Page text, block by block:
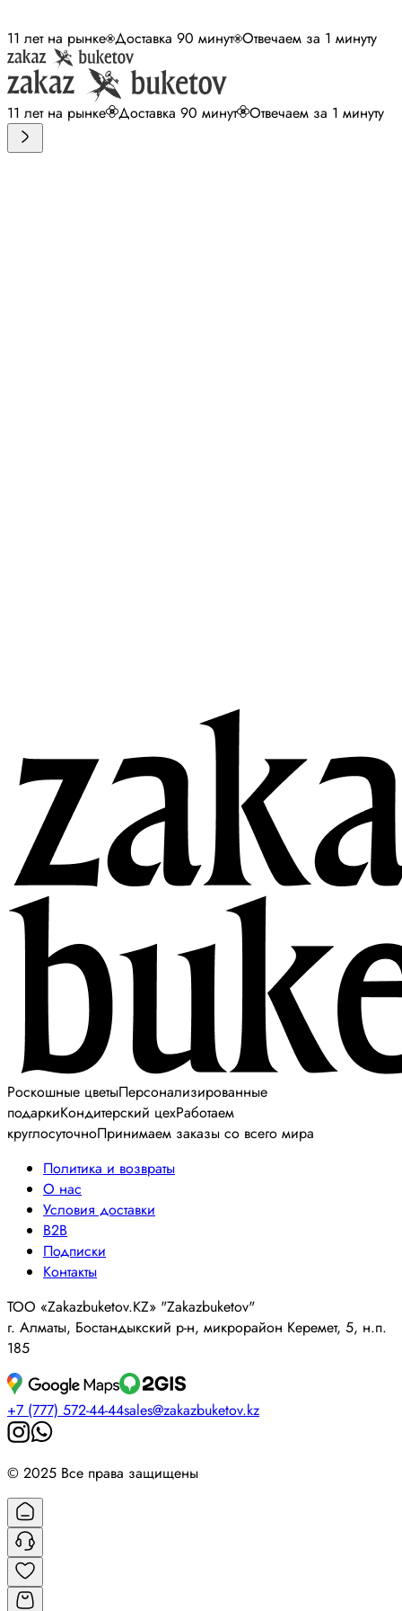
11 лет на рынке Доставка 90 минут Отвечаем за 1 минуту
11 лет на рынке Доставка 90 минут Отвечаем за 1 минуту
Роскошные цветыПерсонализированные
подаркиКондитерский цехРаботаем
круглосуточноПринимаем заказы со всего мира
Политика и возвраты
О нас
Условия доставки
B2B
Подписки
Контакты
ТОО «Zakazbuketov.KZ» "Zakazbuketov"
г. Алматы, Бостандыкский р-н, микрорайон Керемет, 5, н.п.
185
+7 (777) 572-44-44sales@zakazbuketov.kz
© 2025 Все права защищены